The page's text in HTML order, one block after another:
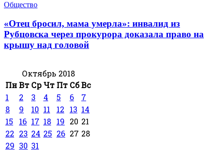
Общество
«Отец бросил, мама умерла»: инвалид из
Рубцовска через прокурора доказала право на
крышу над головой
Октябрь 2018
ПнВт Ср Чт Пт СбВс
1
2 3 4 5 6
7
8
9 10 11 12 13 14
15
16 17 18 19 20 21
22 23 24 25 26 27 28
29 30 31